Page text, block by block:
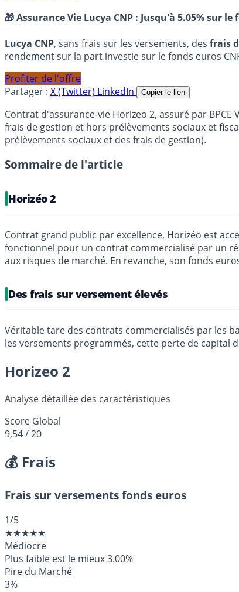
🎁 Assurance Vie Lucya CNP : Jusqu'à 5.05% sur le
Lucya CNP, sans frais sur les versements, des frais
rendement sur la part investie sur le fonds euros
Profiter de l'offre
Partager : X (Twitter) LinkedIn Copier le lien
Contrat d'assurance-vie Horizeo 2, assuré par BPCE
frais de gestion et hors prélèvements sociaux et
prélèvements sociaux et des frais de gestion).
Sommaire de l'article
Horizéo 2
Contrat grand public par excellence, Horizéo est
fonctionnel pour un contrat commercialisé par un
aux risques de marché. En revanche, son fonds
Des frais sur versement élevés
Véritable tare des contrats commercialisés par les
les versements programmés, cette perte de capital
Horizeo 2
Analyse détaillée des caractéristiques
Score Global
9,54/ 20
💰 Frais
Frais sur versements fonds euros
1/5
★★★★★
Médiocre
Plus faible est le mieux3.00%
Pire du Marché
3%